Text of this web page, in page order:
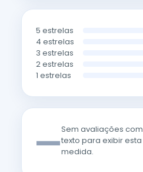
5 estrelas
4 estrelas
3 estrelas
2 estrelas
1 estrelas
—Sem avaliações com
texto para exibir esta
medida.